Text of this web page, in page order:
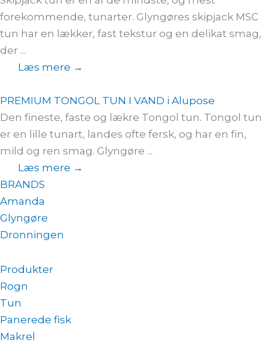
forekommende, tunarter. Glyngøres skipjack MSC
tun har en lækker, fast tekstur og en delikat smag,
der ...
Læs mere →
PREMIUM TONGOL TUN I VAND i Alupose
Den fineste, faste og lækre Tongol tun. Tongol tun
er en lille tunart, landes ofte fersk, og har en fin,
mild og ren smag. Glyngøre ...
Læs mere →
BRANDS
Amanda
Glyngøre
Dronningen
Produkter
Rogn
Tun
Panerede fisk
Makrel